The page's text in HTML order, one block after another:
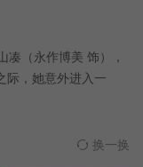
凑（永作博美 饰），
际，她意外进入一
严肃古板、对寿司抱
也逐渐思考“为自己而
换一换